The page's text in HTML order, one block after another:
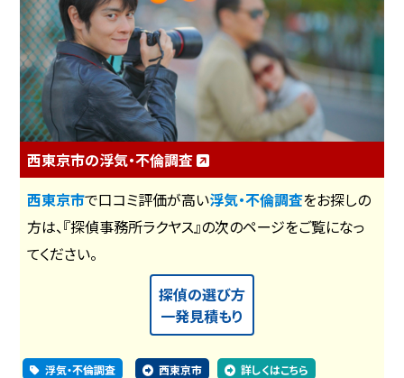
西東京市の浮気・不倫調査
西東京市で口コミ評価が高い浮気・不倫調査をお探しの
方は、『探偵事務所ラクヤス』の次のページをご覧になっ
てください。
探偵の選び方
一発見積もり
浮気・不倫調査 西東京市 詳しくはこちら